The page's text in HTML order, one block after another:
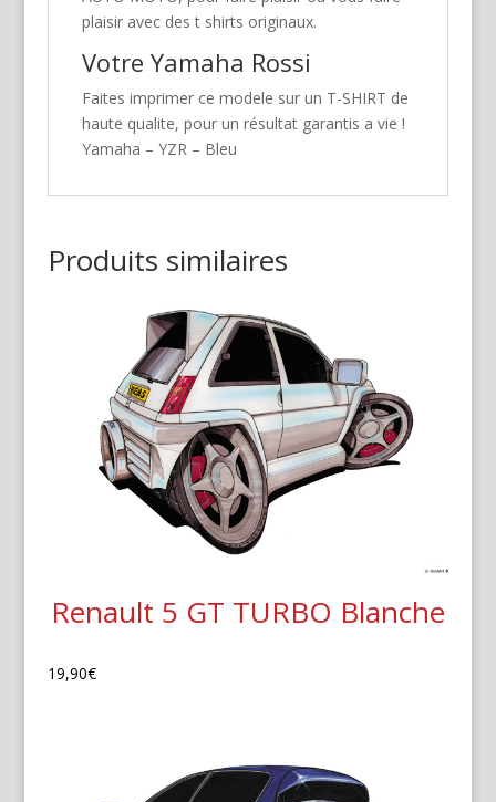
plaisir avec des t shirts originaux.
Votre Yamaha Rossi
Faites imprimer ce modele sur un T-SHIRT de
haute qualite, pour un résultat garantis a vie !
Yamaha – YZR – Bleu
Produits similaires
Renault 5 GT TURBO Blanche
19,90€